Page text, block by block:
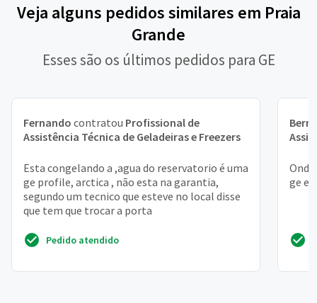
Veja alguns pedidos similares em Praia
Grande
Esses são os últimos pedidos para GE
Fernando contratou Profissional de
Assistência Técnica de Geladeiras e Freezers
Esta congelando a ,agua do reservatorio é uma
ge profile, arctica , não esta na garantia,
segundo um tecnico que esteve no local disse
que tem que trocar a porta
Pedido atendido
ge